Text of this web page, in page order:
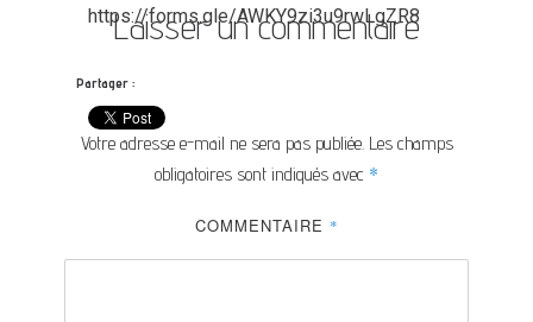
https://forms.gle/AWKY9zi3u9rwLgZR8
Partager :
Laisser un commentaire
Votre adresse e-mail ne sera pas publiée. Les champs
obligatoires sont indiqués avec *
COMMENTAIRE *